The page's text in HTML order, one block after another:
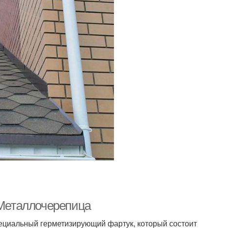
герметизирующий фартук, который состоит